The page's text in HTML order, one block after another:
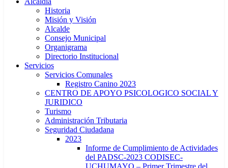
Historia
Misión y Visión
Alcalde
Consejo Municipal
Organigrama
Directorio Institucional
Servicios
Servicios Comunales
Registro Canino 2023
CENTRO DE APOYO PSICOLOGICO SOCIAL Y
JURIDICO
Turismo
Administración Tributaria
Seguridad Ciudadana
2023
Informe de Cumplimiento de Actividades
del PADSC-2023 CODISEC-
UCHUMAYO – Primer Trimestre del